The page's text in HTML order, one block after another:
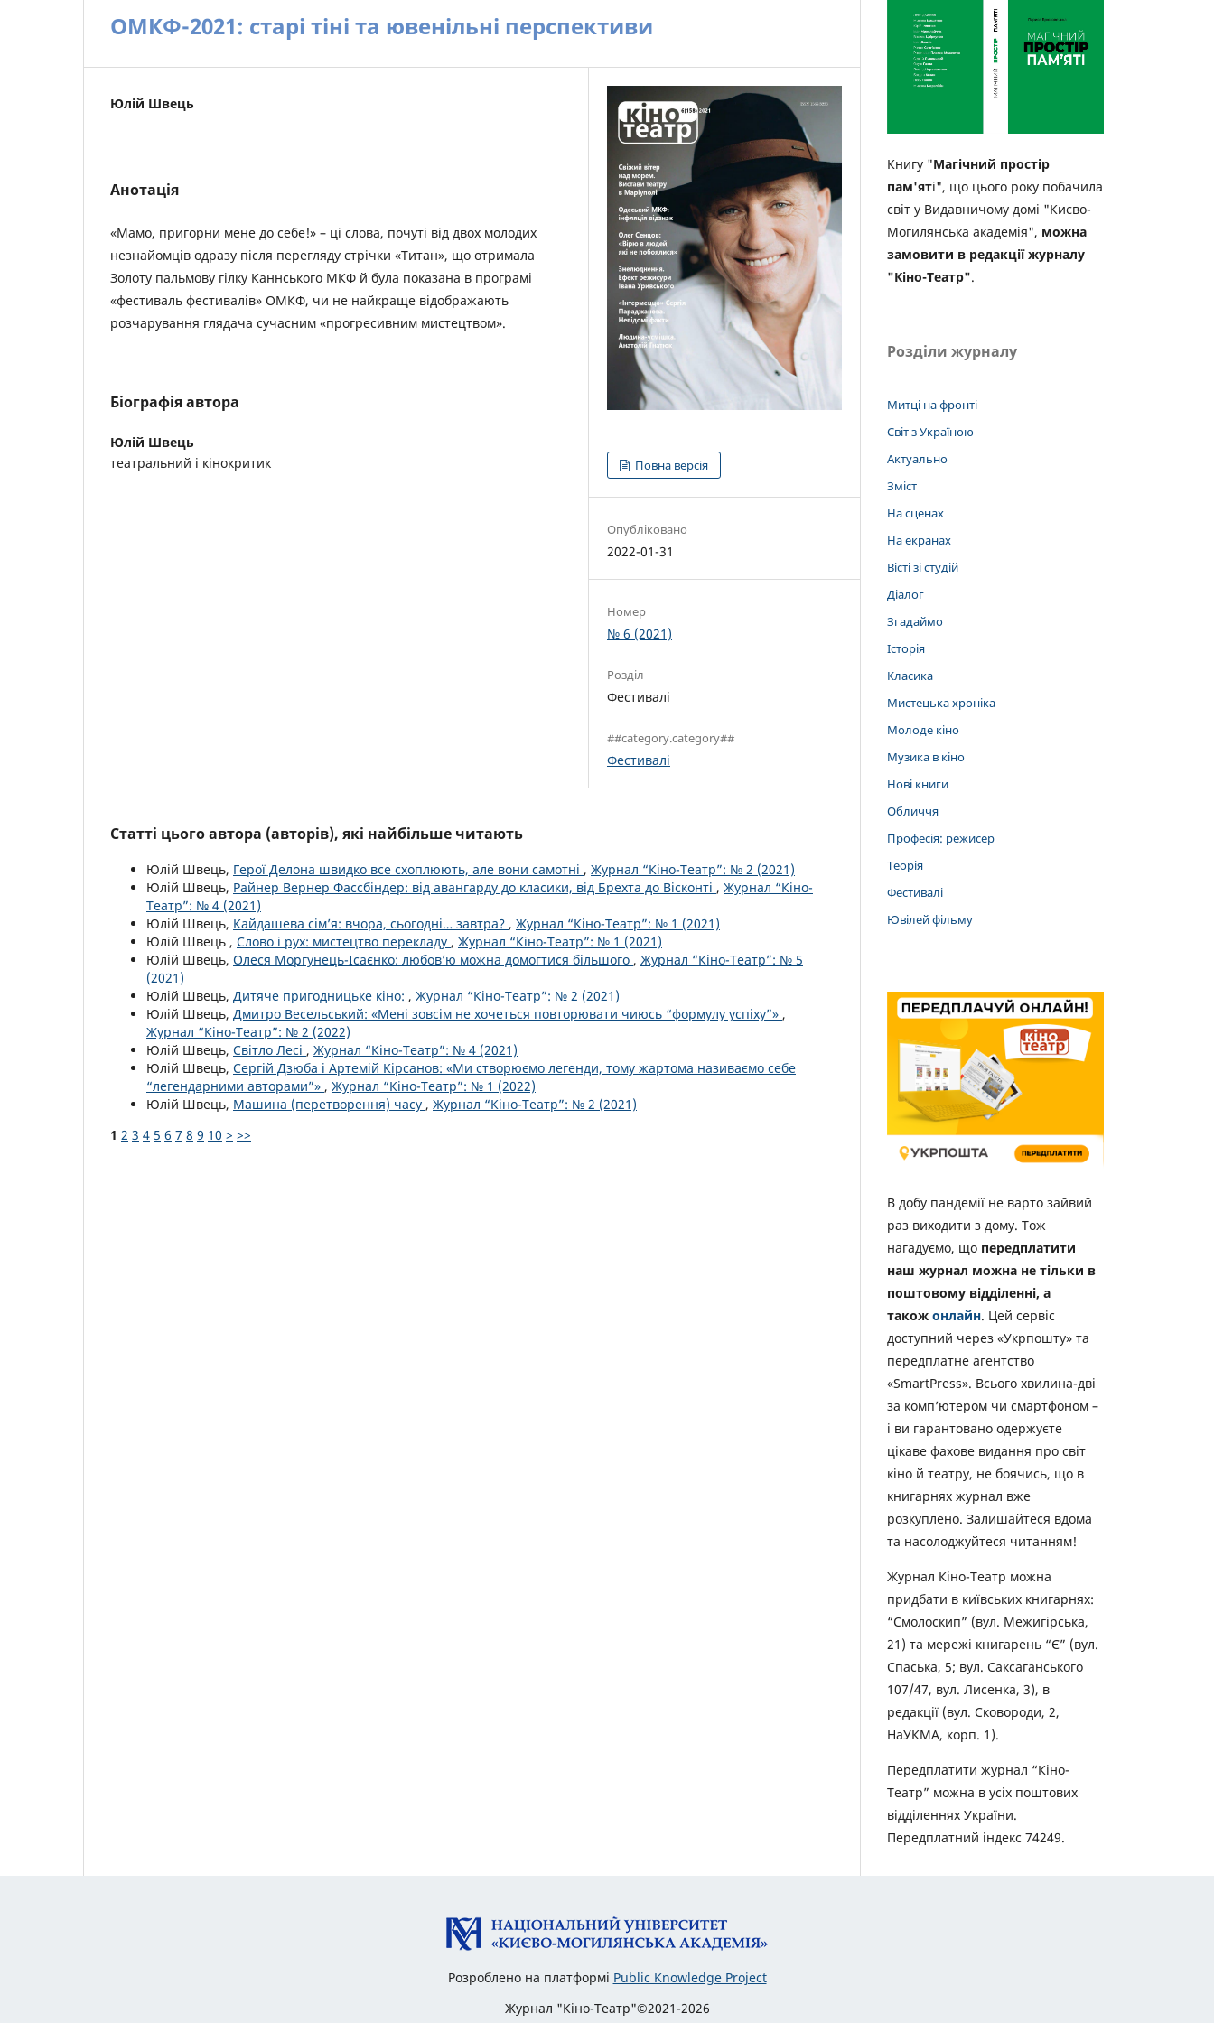
ОМКФ-2021: старі тіні та ювенільні перспективи
Юлій Швець
Анотація
«Мамо, пригорни мене до себе!» – ці слова, почуті від двох молодих
незнайомців одразу після перегляду стрічки «Титан», що отримала
Золоту пальмову гілку Каннського МКФ й була показана в програмі
«фестиваль фестивалів» ОМКФ, чи не найкраще відображають
розчарування глядача сучасним «прогресивним мистецтвом».
Біографія автора
Юлій Швець
театральний і кінокритик
Повна версія
Опубліковано
2022-01-31
Номер
№ 6 (2021)
Розділ
Фестивалі
##category.category##
Фестивалі
Статті цього автора (авторів), які найбільше читають
Юлій Швець, Герої Делона швидко все схоплюють, але вони самотні , Журнал “Кіно-Театр”: № 2 (2021)
Юлій Швець, Райнер Вернер Фассбіндер: від авангарду до класики, від Брехта до Вісконті , Журнал “Кіно-
Театр”: № 4 (2021)
Юлій Швець, Кайдашева сім’я: вчора, сьогодні… завтра? , Журнал “Кіно-Театр”: № 1 (2021)
Юлій Швець , Слово і рух: мистецтво перекладу , Журнал “Кіно-Театр”: № 1 (2021)
Юлій Швець, Олеся Моргунець-Ісаєнко: любов’ю можна домогтися більшого , Журнал “Кіно-Театр”: № 5
(2021)
Юлій Швець, Дитяче пригодницьке кіно: , Журнал “Кіно-Театр”: № 2 (2021)
Юлій Швець, Дмитро Весельський: «Мені зовсім не хочеться повторювати чиюсь “формулу успіху”» ,
Журнал “Кіно-Театр”: № 2 (2022)
Юлій Швець, Світло Лесі , Журнал “Кіно-Театр”: № 4 (2021)
Юлій Швець, Сергій Дзюба і Артемій Кірсанов: «Ми створюємо легенди, тому жартома називаємо себе
“легендарними авторами”» , Журнал “Кіно-Театр”: № 1 (2022)
Юлій Швець, Машина (перетворення) часу , Журнал “Кіно-Театр”: № 2 (2021)
1 2 3 4 5 6 7 8 9 10 > >>
Книгу "Магічний простір
пам'яті", що цього року побачила
світ у Видавничому домі "Києво-
Могилянська академія", можна
замовити в редакції журналу
"Кіно-Театр".
Розділи журналу
Митці на фронті
Світ з Україною
Актуально
Зміст
На сценах
На екранах
Вісті зі студій
Діалог
Згадаймо
Історія
Класика
Мистецька хроніка
Молоде кіно
Музика в кіно
Нові книги
Обличчя
Професія: режисер
Теорія
Фестивалі
Ювілей фільму
В добу пандемії не варто зайвий
раз виходити з дому. Тож
нагадуємо, що передплатити
наш журнал можна не тільки в
поштовому відділенні, а
також онлайн. Цей сервіс
доступний через «Укрпошту» та
передплатне агентство
«SmartPress». Всього хвилина-дві
за комп’ютером чи смартфоном –
і ви гарантовано одержуєте
цікаве фахове видання про світ
кіно й театру, не боячись, що в
книгарнях журнал вже
розкуплено. Залишайтеся вдома
та насолоджуйтеся читанням!
Журнал Кіно-Театр можна
придбати в київських книгарнях:
“Смолоскип” (вул. Межигірська,
21) та мережі книгарень “Є” (вул.
Спаська, 5; вул. Саксаганського
107/47, вул. Лисенка, 3), в
редакції (вул. Сковороди, 2,
НаУКМА, корп. 1).
Передплатити журнал “Кіно-
Театр” можна в усіх поштових
відділеннях України.
Передплатний індекс 74249.
Розроблено на платформі Public Knowledge Project
Журнал "Кіно-Театр"©2021-2026